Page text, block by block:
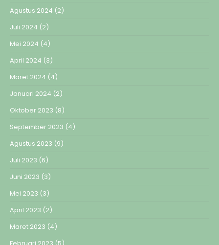
Agustus 2024 (2)
Juli 2024 (2)
Mei 2024 (4)
April 2024 (3)
Maret 2024 (4)
Januari 2024 (2)
Oktober 2023 (8)
September 2023 (4)
Agustus 2023 (9)
Juli 2023 (6)
Juni 2023 (3)
Mei 2023 (3)
April 2023 (2)
Maret 2023 (4)